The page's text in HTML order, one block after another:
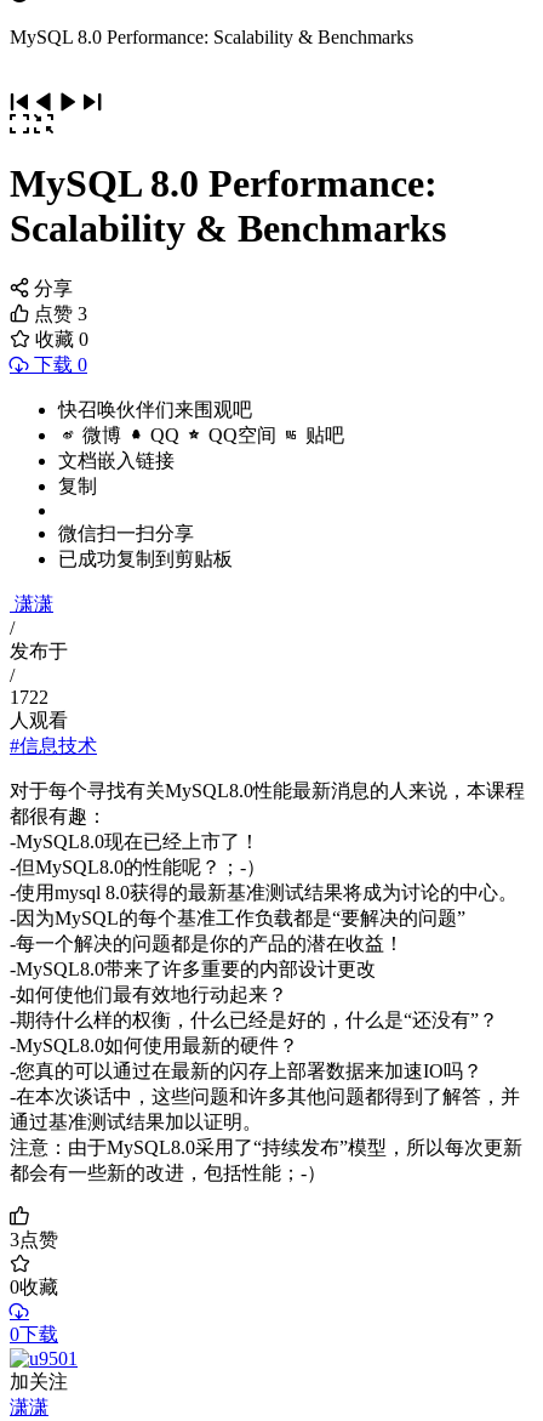
MySQL 8.0 Performance: Scalability & Benchmarks
MySQL 8.0 Performance:
Scalability & Benchmarks
分享
点赞 3
收藏 0
下载 0
快召唤伙伴们来围观吧
微博 QQ QQ空间 贴吧
文档嵌入链接
复制
微信扫一扫分享
已成功复制到剪贴板
潇潇
/
发布于
/
1722
人观看
#信息技术
对于每个寻找有关MySQL8.0性能最新消息的人来说，本课程
都很有趣：
-MySQL8.0现在已经上市了！
-但MySQL8.0的性能呢？；-）
-使用mysql 8.0获得的最新基准测试结果将成为讨论的中心。
-因为MySQL的每个基准工作负载都是“要解决的问题”
-每一个解决的问题都是你的产品的潜在收益！
-MySQL8.0带来了许多重要的内部设计更改
-如何使他们最有效地行动起来？
-期待什么样的权衡，什么已经是好的，什么是“还没有”？
-MySQL8.0如何使用最新的硬件？
-您真的可以通过在最新的闪存上部署数据来加速IO吗？
-在本次谈话中，这些问题和许多其他问题都得到了解答，并
通过基准测试结果加以证明。
注意：由于MySQL8.0采用了“持续发布”模型，所以每次更新
都会有一些新的改进，包括性能；-）
3点赞
0收藏
0下载
加关注
潇潇